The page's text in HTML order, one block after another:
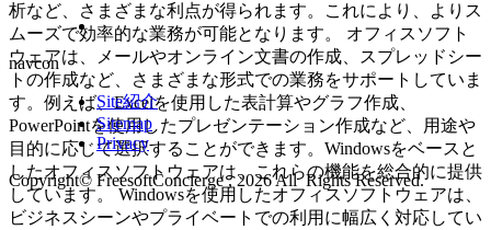
析など、さまざまな利点が得られます。これにより、よりス
ムーズで効率的な業務が可能となります。 オフィスソフト
ウェアは、メールやオンライン文書の作成、スプレッドシー
トの作成など、さまざまな形式での業務をサポートしていま
す。例えば、Excelを使用した表計算やグラフ作成、
PowerPointを使用したプレゼンテーション作成など、用途や
目的に応じて選択することができます。Windowsをベースと
したオフィスソフトウェアは、これらの機能を総合的に提供
しています。 Windowsを使用したオフィスソフトウェアは、
ビジネスシーンやプライベートでの利用に幅広く対応してい
navcon
Site紹介
Sitemap
Privacy
Copyright© FreesoftConcierge , 2026 All Rights Reserved.